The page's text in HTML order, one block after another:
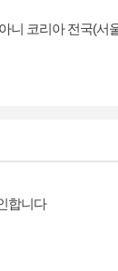
니 코리아 전국(서
합니다